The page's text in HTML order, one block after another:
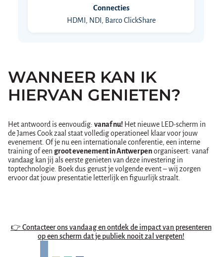
Connecties
HDMI, NDI, Barco ClickShare
WANNEER KAN IK
HIERVAN GENIETEN?
Het antwoord is eenvoudig: vanaf nu! Het nieuwe LED-scherm in
de James Cook zaal staat volledig operationeel klaar voor jouw
evenement. Of je nu een internationale conferentie, een interne
training of een groot evenement in Antwerpenorganiseert: vanaf
vandaag kan jij als eerste genieten van deze investering in
toptechnologie. Boek dus gerust je volgende event – wij zorgen
ervoor dat jouw presentatie letterlijk en figuurlijk straalt.
👉 Contacteer ons vandaag en ontdek de impact van presenteren
op een scherm dat je publiek nooit zal vergeten!